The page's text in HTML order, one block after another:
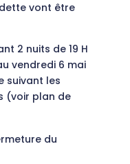
vont être
2 nuits de 19 H
vendredi 6 mai
suivant les
(voir plan de
du